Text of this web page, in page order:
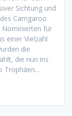
Sichtung und
Camgaroo
Nominierten für
einer Vielzahl
die
die nun ins
Trophäen…